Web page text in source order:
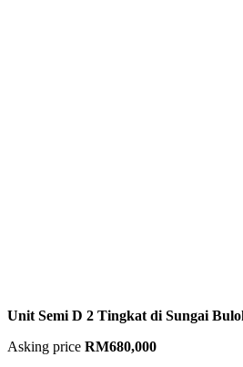
Unit Semi D 2 Tingkat di Sungai
Asking price RM680,000